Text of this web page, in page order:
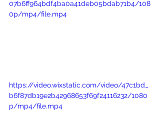
07b6ff964bdf4ba0a41deb05bdab71b4/108
0p/mp4/file.mp4
https://video.wixstatic.com/video/47c1bd_
b6f87db19e2b42968653f69f24116232/1080
p/mp4/file.mp4